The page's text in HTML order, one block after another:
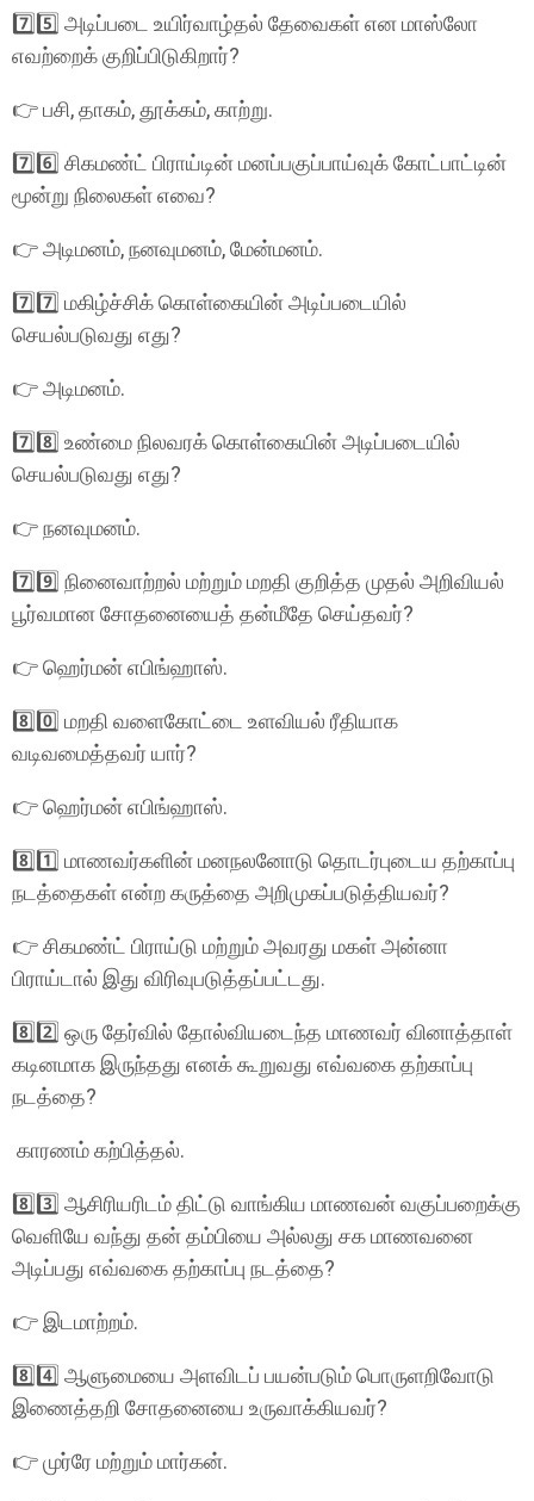
7️⃣5️⃣ அடிப்படை உயிர்வாழ்தல் தேவைகள் என மாஸ்லோ
எவற்றைக் குறிப்பிடுகிறார்?
👉 பசி, தாகம், தூக்கம், காற்று.
7️⃣6️⃣ சிகமண்ட் பிராய்டின் மனப்பகுப்பாய்வுக் கோட்பாட்டின்
மூன்று நிலைகள் எவை?
👉 அடிமனம், நனவுமனம், மேன்மனம்.
7️⃣7️⃣ மகிழ்ச்சிக் கொள்கையின் அடிப்படையில்
செயல்படுவது எது?
👉 அடிமனம்.
7️⃣8️⃣ உண்மை நிலவரக் கொள்கையின் அடிப்படையில்
செயல்படுவது எது?
👉 நனவுமனம்.
7️⃣9️⃣ நினைவாற்றல் மற்றும் மறதி குறித்த முதல் அறிவியல்
பூர்வமான சோதனையைத் தன்மீதே செய்தவர்?
👉 ஹெர்மன் எபிங்ஹாஸ்.
8️⃣0️⃣ மறதி வளைகோட்டை உளவியல் ரீதியாக
வடிவமைத்தவர் யார்?
👉 ஹெர்மன் எபிங்ஹாஸ்.
8️⃣1️⃣ மாணவர்களின் மனநலனோடு தொடர்புடைய தற்காப்பு
நடத்தைகள் என்ற கருத்தை அறிமுகப்படுத்தியவர்?
👉 சிகமண்ட் பிராய்டு மற்றும் அவரது மகள் அன்னா
பிராய்டால் இது விரிவுபடுத்தப்பட்டது.
8️⃣2️⃣ ஒரு தேர்வில் தோல்வியடைந்த மாணவர் வினாத்தாள்
கடினமாக இருந்தது எனக் கூறுவது எவ்வகை தற்காப்பு
நடத்தை?
காரணம் கற்பித்தல்.
8️⃣3️⃣ ஆசிரியரிடம் திட்டு வாங்கிய மாணவன் வகுப்பறைக்கு
வெளியே வந்து தன் தம்பியை அல்லது சக மாணவனை
அடிப்பது எவ்வகை தற்காப்பு நடத்தை?
👉 இடமாற்றம்.
8️⃣4️⃣ ஆளுமையை அளவிடப் பயன்படும் பொருளறிவோடு
இணைத்தறி சோதனையை உருவாக்கியவர்?
👉 முர்ரே மற்றும் மார்கன்.